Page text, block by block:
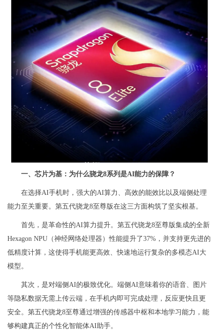
一、芯片为基：为什么骁龙8系列是AI能力的保障？
在选择AI手机时，强大的AI算力、高效的能效比以及端侧处理
能力至关重要。第五代骁龙8至尊版在这三方面构筑了坚实根基。
首先，是革命性的AI算力提升。第五代骁龙8至尊版集成的全新
Hexagon NPU（神经网络处理器）性能提升了37%，并支持更先进的
低精度计算，这使得手机能更高效、快速地运行复杂的多模态AI大
模型。
其次，是对端侧AI的极致优化。端侧AI意味着你的语音、图片
等隐私数据无需上传云端，在手机内即可完成处理，反应更快且更
安全。第五代骁龙8至尊通过增强的传感器中枢和本地学习能力，能
够构建真正的个性化智能体AI助手。